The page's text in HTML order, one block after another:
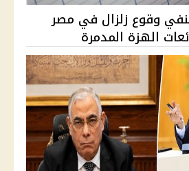
وقوع زلزال في مصر
الهزة المدمرة